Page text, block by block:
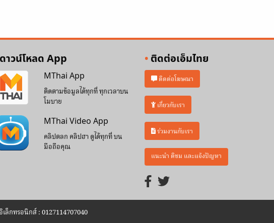
ดาวน์โหลด App
MThai App
ติดตามข้อมูลได้ทุกที่ ทุกเวลาบน
โมบาย
MThai Video App
คลิปตลก คลิปฮา ดูได้ทุกที่ บน
มือถือคุณ
ติดต่อเอ็มไทย
ติดต่อโฆษณา
เกี่ยวกับเรา
ร่วมงานกับเรา
แนะนำ ติชม และแจ้งปัญหา
กทรอนิกส์ : 0127114707040